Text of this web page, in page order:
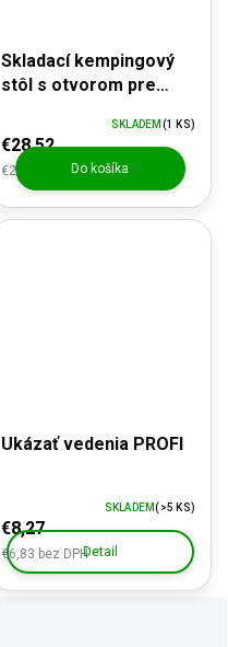
Skladací kempingový
stôl s otvorom pre
dreva
€23,57 bez DPH
€28,52
SKLADEM (1 KS)
Do košíka
Ukázať vedenia PROFI
€6,83 bez DPH
€8,27
SKLADEM(>5 KS)
Detail